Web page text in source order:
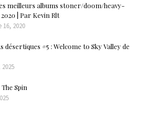
meilleurs albums stoner/doom/heavy-
| Par Kevin Rlt
16, 2020
désertiques #5 : Welcome to Sky Valley de
2025
Spin